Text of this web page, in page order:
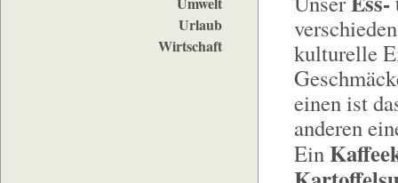
Urlaub
Wirtschaft
kulturelle
einen ist
anderen
Ein